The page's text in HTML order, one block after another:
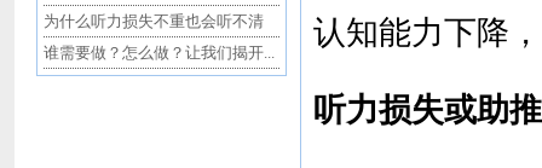
为什么听力损失不重也会听不清
谁需要做？怎么做？让我们揭开...
认知能力下降
听力损失或助